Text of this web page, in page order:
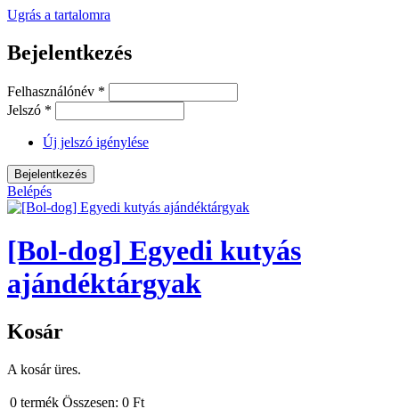
Ugrás a tartalomra
Bejelentkezés
Felhasználónév *
Jelszó *
Új jelszó igénylése
Belépés
[Bol-dog] Egyedi kutyás
ajándéktárgyak
Kosár
A kosár üres.
0 termék Összesen: 0 Ft